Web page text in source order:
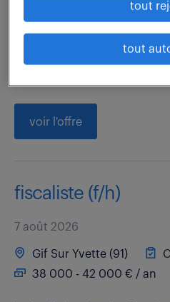
Pourquoi ne pas saisir
durablement votre
planification (F/H) ?
voir l'offre
fiscaliste (f/h)
7 août 2026
Gif Sur Yvette (91)
38 000 - 42 000 € / an
tout
tout